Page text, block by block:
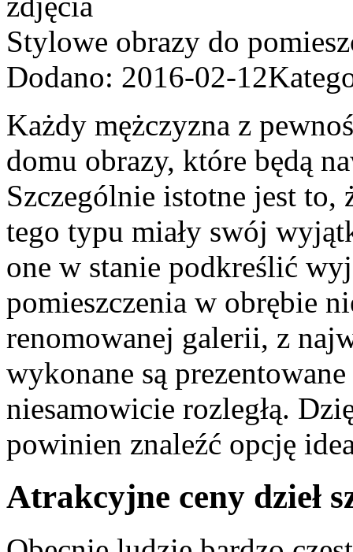
Stylowe obrazy do
Dodano: 2016-02-12
Każdy mężczyzna z
domu obrazy, które będą
Szczególnie istotne jest to,
tego typu miały swój
one w stanie podkreślić
pomieszczenia w obrębie
renomowanej galerii, z
wykonane są
niesamowicie rozległą.
powinien znaleźć opcję
Atrakcyjne ceny dzieł